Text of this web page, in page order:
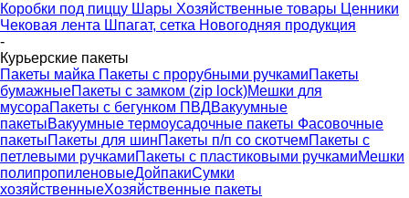
Коробки под пиццу Шары Хозяйственные товары Ценники
Чековая лента Шпагат, сетка Новогодняя продукция
-
Курьерские пакеты
Пакеты майка Пакеты с прорубными ручкамиПакеты
бумажныеПакеты с замком (zip lock)Мешки для
мусораПакеты с бегунком ПВДВакуумные
пакетыВакуумные термоусадочные пакеты Фасовочные
пакетыПакеты для шинПакеты п/п со скотчемПакеты с
петлевыми ручкамиПакеты с пластиковыми ручкамиМешки
полипропиленовыеДойпакиСумки
хозяйственныеХозяйственные пакеты